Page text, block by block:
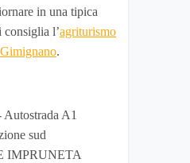
in una tipica
consiglia l’agriturismo
.
A1
sud
IMPRUNETA